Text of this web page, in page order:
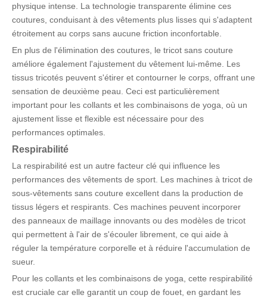
physique intense. La technologie transparente élimine ces
coutures, conduisant à des vêtements plus lisses qui s'adaptent
étroitement au corps sans aucune friction inconfortable.
En plus de l'élimination des coutures, le tricot sans couture
améliore également l'ajustement du vêtement lui-même. Les
tissus tricotés peuvent s'étirer et contourner le corps, offrant une
sensation de deuxième peau. Ceci est particulièrement
important pour les collants et les combinaisons de yoga, où un
ajustement lisse et flexible est nécessaire pour des
performances optimales.
Respirabilité
La respirabilité est un autre facteur clé qui influence les
performances des vêtements de sport. Les machines à tricot de
sous-vêtements sans couture excellent dans la production de
tissus légers et respirants. Ces machines peuvent incorporer
des panneaux de maillage innovants ou des modèles de tricot
qui permettent à l'air de s'écouler librement, ce qui aide à
réguler la température corporelle et à réduire l'accumulation de
sueur.
Pour les collants et les combinaisons de yoga, cette respirabilité
est cruciale car elle garantit un coup de fouet, en gardant les